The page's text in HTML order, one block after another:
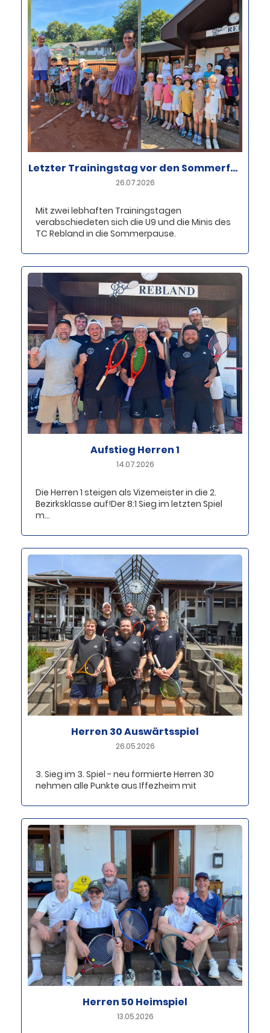
Letzter Trainingstag vor den Sommerferien bei U9 und Minis
26.07.2026
Mit zwei lebhaften Trainingstagen
verabschiedeten sich die U9 und die Minis des
TC Rebland in die Sommerpause.
Aufstieg Herren 1
14.07.2026
Die Herren 1 steigen als Vizemeister in die 2.
Bezirksklasse auf!Der 8:1 Sieg im letzten Spiel
m...
Herren 30 Auswärtsspiel
26.05.2026
3. Sieg im 3. Spiel - neu formierte Herren 30
nehmen alle Punkte aus Iffezheim mit
Herren 50 Heimspiel
13.05.2026